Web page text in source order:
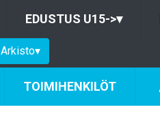
EDUSTUS U15->▾
Arkisto▾
TOIMIHENKILÖT